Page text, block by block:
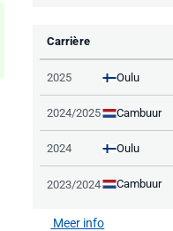
Carrière
2025 Oulu
2024/2025 Cambuur
2024 Oulu
2023/2024 Cambuur
Meer info